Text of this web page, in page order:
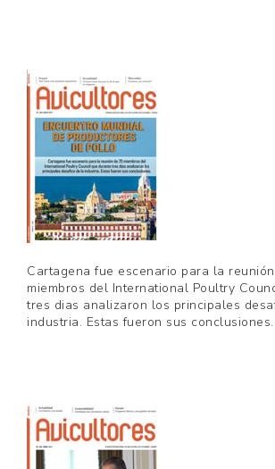
Cartagena fue escenario para la
miembros del International Poultry
tres dias analizaron los principales
industria. Estas fueron sus conclusiones.